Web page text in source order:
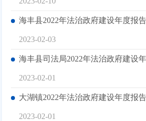
海丰县2022年法治政府建设年度报告
2023-02-03
海丰县司法局2022年法治政府建设
2023-02-01
大湖镇2022年法治政府建设年度报告
2023-02-01